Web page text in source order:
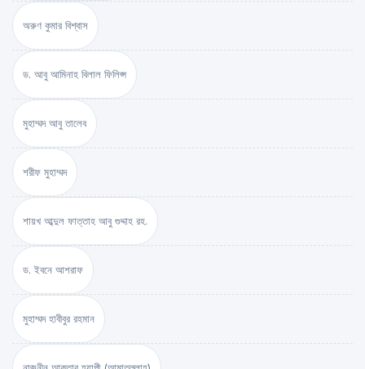
অরুণ কুমার বিশ্বাস
ড. আবু আমিনাহ বিলাল ফিলিপ্স
মুহাম্মদ আবু তালেব
শরীফ মুহাম্মদ
শায়খ আব্দুল ফাত্তাহ আবু গুদ্দাহ রহ.
ড. ইবনে আশরাফ
মুহাম্মদ হাবীবুর রহমান